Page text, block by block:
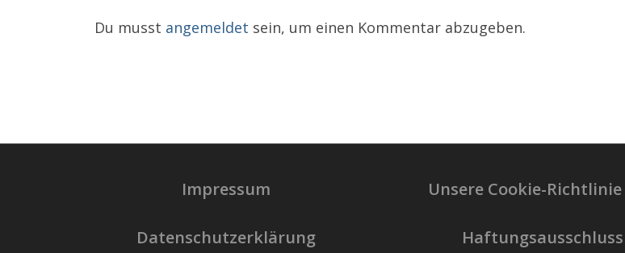
Du musst angemeldet sein, um einen Kommentar abzugeben.
Impressum
Datenschutzerklärung
Unsere Cookie-Richtlinie
Haftungsausschluss